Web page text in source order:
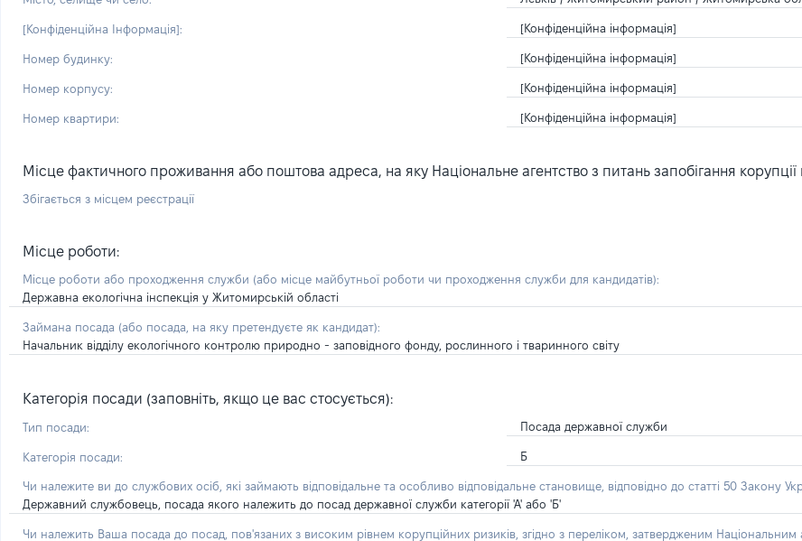
[Конфіденційна Інформація]: [Конфіденційна інформація]
Номер будинку: [Конфіденційна інформація]
Номер корпусу: [Конфіденційна інформація]
Номер квартири: [Конфіденційна інформація]
Місце фактичного проживання або поштова адреса, на яку Національне агентство з питань запобігання
Збігається з місцем реєстрації
Місце роботи:
Місце роботи або проходження служби (або місце майбутньої роботи чи проходження служби для кандидатів):
Державна екологічна інспекція у Житомирській області
Займана посада (або посада, на яку претендуєте як кандидат):
Начальник відділу екологічного контролю природно - заповідного фонду, рослинного і тваринного світу
Категорія посади (заповніть, якщо це вас стосується):
Тип посади: Посада державної служби
Категорія посади: Б
Чи належите ви до службових осіб, які займають відповідальне та особливо відповідальне становище, відповідно до статті 50 Закону
Державний службовець, посада якого належить до посад державної служби категорії 'А' або 'Б'
Чи належить Ваша посада до посад, пов'язаних з високим рівнем корупційних ризиків, згідно з переліком, затвердженим Національним